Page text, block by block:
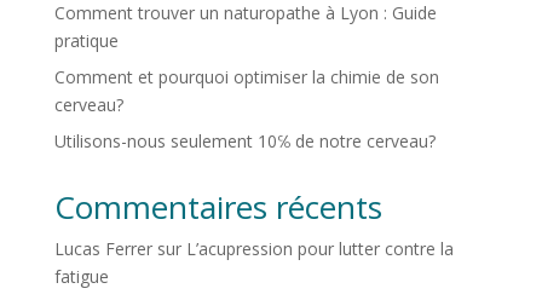
Comment trouver un naturopathe à Lyon : Guide
pratique
Comment et pourquoi optimiser la chimie de son
cerveau?
Utilisons-nous seulement 10℅ de notre cerveau?
Commentaires récents
Lucas Ferrersur L’acupression pour lutter contre la
fatigue